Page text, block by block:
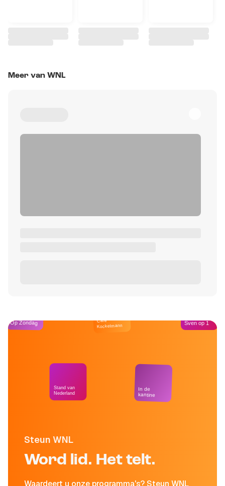
Meer van WNL
Steun WNL
Word lid. Het telt.
Op Zondag
Stand van
Nederland
Café
Kockelmann
In de
kantine
Sven op 1